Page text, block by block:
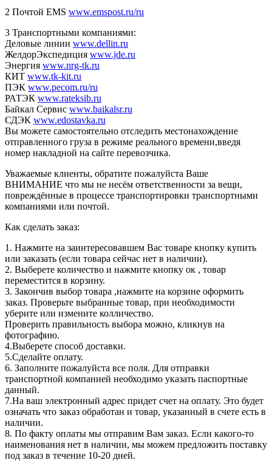
2 Почтой EMS www.emspost.ru/ru
3 Транспортными компаниями:
Деловые линии www.dellin.ru
ЖелдорЭкспедиция www.jde.ru
Энергия www.nrg-tk.ru
КИТ www.tk-kit.ru
ПЭК www.pecom.ru/ru
РАТЭК www.rateksib.ru
Байкал Сервис www.baikalsr.ru
СДЭК www.edostavka.ru
Вы можете самостоятельно отследить местонахождение
отправленного груза в режиме реального времени,введя
номер накладной на сайте перевозчика.
Уважаемые клиенты, обратите пожалуйста Ваше
ВНИМАНИЕ что мы не несём ответственности за вещи,
повреждённые в процессе транспортировки транспортными
компаниями или почтой.
Как сделать заказ:
1. Нажмите на заинтересовавшем Вас товаре кнопку купить
или заказать (если товара сейчас нет в наличии).
2. Выберете количество и нажмите кнопку ок , товар
переместится в корзину.
3. Закончив выбор товара ,нажмите на корзине оформить
заказ. Проверьте выбранные товар, при необходимости
уберите или измените колличество.
Проверить правильность выбора можно, кликнув на
фотографию.
4.Выберете способ доставки.
5.Сделайте оплату.
6. Заполните пожалуйста все поля. Для отправки
транспортной компанией необходимо указать паспортные
данный.
7.На ваш электронный адрес придет счет на оплату. Это будет
означать что заказ обработан и товар, указанный в счете есть в
наличии.
8. По факту оплаты мы отправим Вам заказ. Если какого-то
наименования нет в наличии, мы можем предложить поставку
под заказ в течение 10-20 дней.